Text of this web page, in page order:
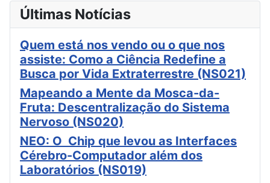
Últimas Notícias
Quem está nos vendo ou o que nos
assiste: Como a Ciência Redefine a
Busca por Vida Extraterrestre (NS021)
Mapeando a Mente da Mosca-da-
Fruta: Descentralização do Sistema
Nervoso (NS020)
NEO: O Chip que levou as Interfaces
Cérebro-Computador além dos
Laboratórios (NS019)